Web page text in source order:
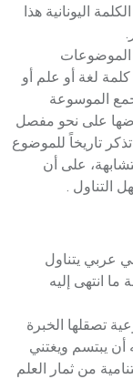
اليونانية هذا
الموضوعات
لغة أو علم أو
الموسوعة
على نحو مفصل
تاريخاً للموضوع
على أن
التناول .
عربي يتناول
انتهى إليه
تصقلها الخبرة
أن يبتسم ويغتني
من ثمار العلم